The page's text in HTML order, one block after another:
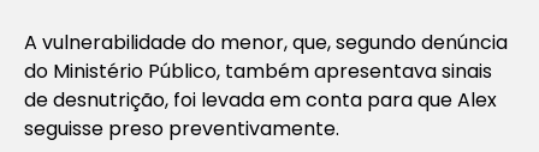
A vulnerabilidade do menor, que, segundo denúncia
do Ministério Público, também apresentava sinais
de desnutrição, foi levada em conta para que Alex
seguisse preso preventivamente.